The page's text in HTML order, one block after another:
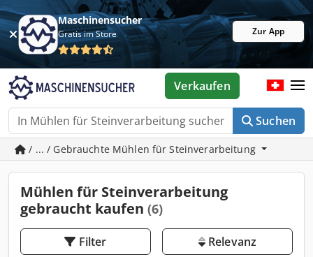
Maschinensucher
Gratis im Store Zur App
Suchen
Verkaufen
/ ... / Gebrauchte Mühlen für Steinverarbeitung
Mühlen für Steinverarbeitung
gebraucht kaufen (6)
Filter Relevanz